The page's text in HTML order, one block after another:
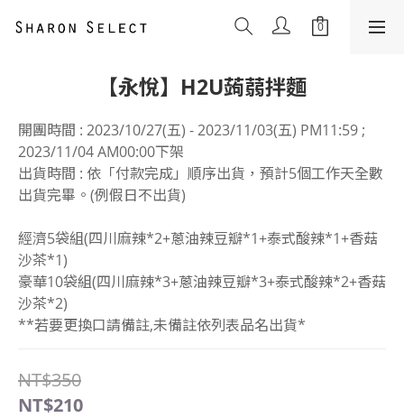
【永悅】H2U蒟蒻拌麵
開團時間 : 2023/10/27(五) - 2023/11/03(五) PM11:59 ;
2023/11/04 AM00:00下架
出貨時間 : 依「付款完成」順序出貨，預計5個工作天全數
出貨完畢。(例假日不出貨)
經濟5袋組(四川麻辣*2+蔥油辣豆瓣*1+泰式酸辣*1+香菇
豪華10袋組(四川麻辣*3+蔥油辣豆瓣*3+泰式酸辣*2+香菇
沙茶*2)
**若要更換口請備註,未備註依列表品名出貨*
NT$350
NT$210